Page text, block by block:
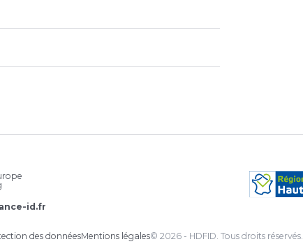
id.fr
des donnéesMentions légales© 2026 - HDFID. Tous droits réservés.